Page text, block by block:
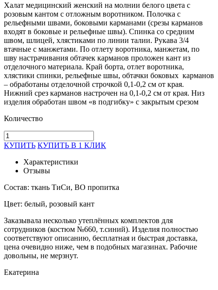
Халат медицинский женский на молнии белого цвета с
розовым кантом с отложным воротником. Полочка с
рельефными швами, боковыми карманами (срезы карманов
входят в боковые и рельефные швы). Спинка со средним
швом, шлицей, хлястиками по линии талии. Рукава 3/4
втачные с манжетами. По отлету воротника, манжетам, по
шву настрачивания обтачек карманов проложен кант из
отделочного материала. Край борта, отлет воротника,
хлястики спинки, рельефные швы, обтачки боковых карманов
– обработаны отделочной строчкой 0,1-0,2 см от края.
Нижний срез карманов настрочен на 0,1-0,2 см от края. Низ
изделия обработан швом «в подгибку» с закрытым срезом
Количество
КУПИТЬ КУПИТЬ В 1 КЛИК
Характеристики
Отзывы
Состав: ткань ТиСи, ВО пропитка
Цвет: белый, розовый кант
Заказывала несколько утеплённых комплектов для
сотрудников (костюм №660, т.синий). Изделия полностью
соответствуют описанию, бесплатная и быстрая доставка,
цена очевидно ниже, чем в подобных магазинах. Рабочие
довольны, не мерзнут.
Екатерина